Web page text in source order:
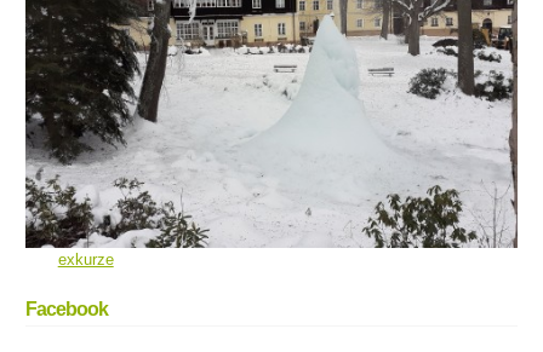
exkurze
Facebook